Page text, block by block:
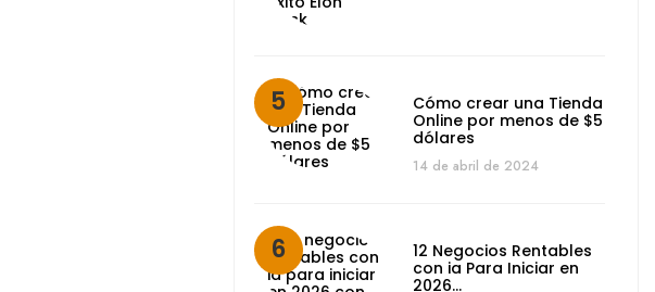
Cómo crear una Tienda
Online por menos de $5
dólares
14 de abril de 2024
12 Negocios Rentables
con ia Para Iniciar en
2026…